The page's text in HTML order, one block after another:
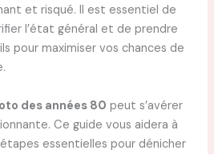
et risqué. Il est essentiel de
l’état général et de prendre
pour maximiser vos chances de
des années 80 peut s’avérer
Ce guide vous aidera à
essentielles pour dénicher